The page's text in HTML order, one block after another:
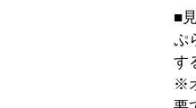
■
ぷ
す
※